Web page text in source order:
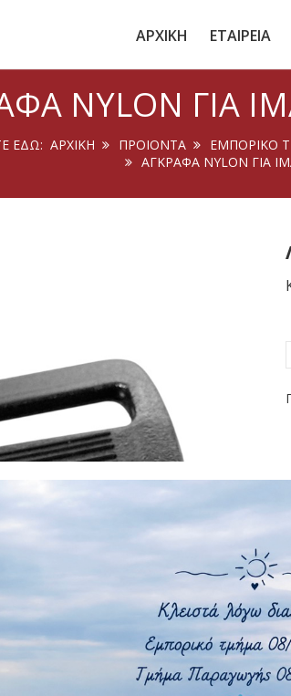
ΑΡΧΙΚΗ ΕΤΑΙΡΕΙΑ
NYLON ΓΙΑ
ΕΔΏ: ΑΡΧΙΚΉ ΠΡΟΙΟΝΤΑ ΕΜΠΟΡΙΚΟ
ΑΓΚΡΆΦΑ NYLON ΓΙΑ